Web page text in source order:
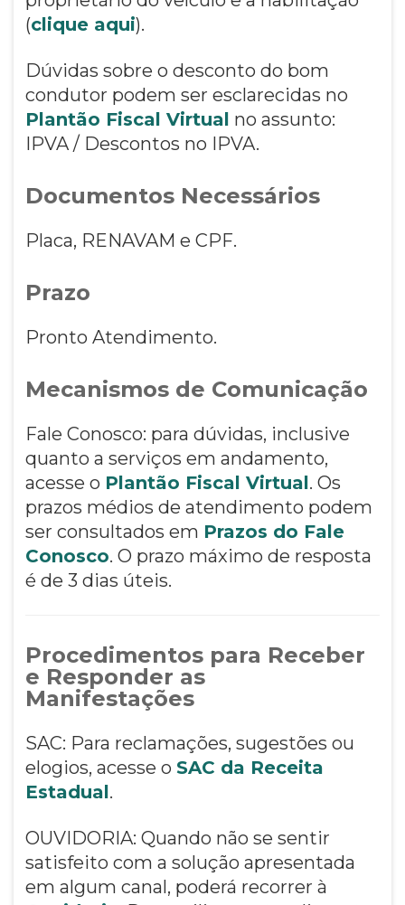
(clique aqui).
Dúvidas sobre o desconto do bom
condutor podem ser esclarecidas no
Plantão Fiscal Virtual no assunto:
IPVA / Descontos no IPVA.
Documentos Necessários
Placa, RENAVAM e CPF.
Prazo
Pronto Atendimento.
Mecanismos de Comunicação
Fale Conosco: para dúvidas, inclusive
quanto a serviços em andamento,
acesse o Plantão Fiscal Virtual. Os
prazos médios de atendimento podem
ser consultados em Prazos do Fale
Conosco. O prazo máximo de resposta
é de 3 dias úteis.
Procedimentos para Receber
e Responder as
Manifestações
SAC: Para reclamações, sugestões ou
elogios, acesse o SAC da Receita
Estadual.
OUVIDORIA: Quando não se sentir
satisfeito com a solução apresentada
em algum canal, poderá recorrer à